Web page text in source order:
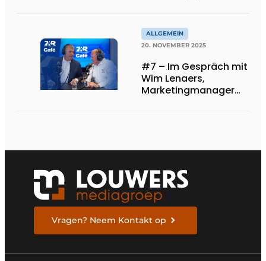
ALLGEMEIN
20. NOVEMBER 2025
#7 – Im Gespräch mit
Wim Lenaers,
Marketingmanager
Vragen? Neem Kontakt op